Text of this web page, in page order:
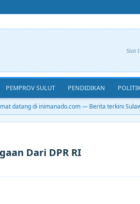
Slot
PEMPROV SULUT PENDIDIKAN
datang di inimanado.com — Berita terkini
Dari DPR RI